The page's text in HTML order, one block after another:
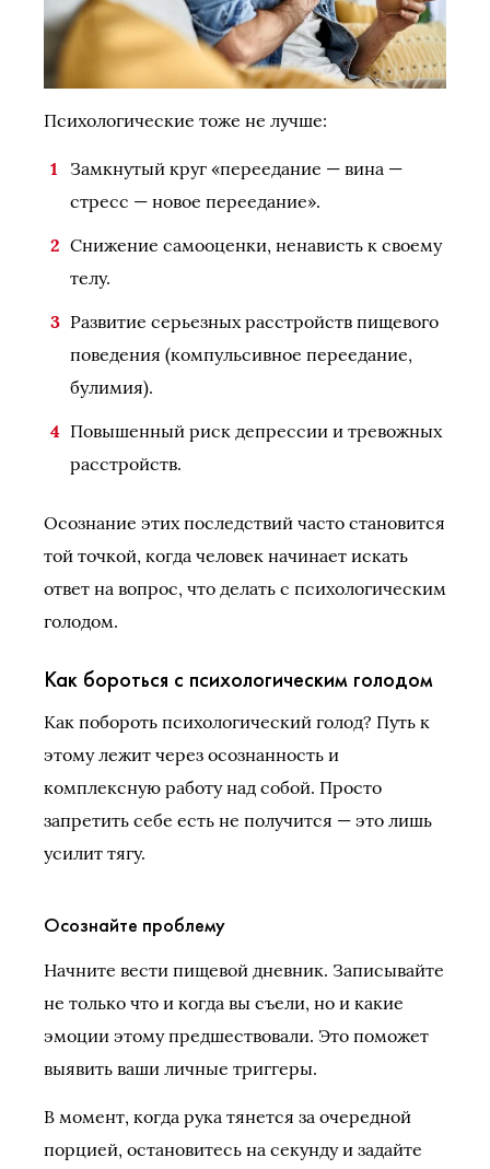
Психологические тоже не лучше:
Замкнутый круг «переедание — вина —
стресс — новое переедание».
Снижение самооценки, ненависть к своему
телу.
Развитие серьезных расстройств пищевого
поведения (компульсивное переедание,
булимия).
Повышенный риск депрессии и тревожных
расстройств.
Осознание этих последствий часто становится
той точкой, когда человек начинает искать
ответ на вопрос, что делать с психологическим
голодом.
Как бороться с психологическим голодом
Как побороть психологический голод? Путь к
этому лежит через осознанность и
комплексную работу над собой. Просто
запретить себе есть не получится — это лишь
усилит тягу.
Осознайте проблему
Начните вести пищевой дневник. Записывайте
не только что и когда вы съели, но и какие
эмоции этому предшествовали. Это поможет
выявить ваши личные триггеры.
В момент, когда рука тянется за очередной
порцией, остановитесь на секунду и задайте